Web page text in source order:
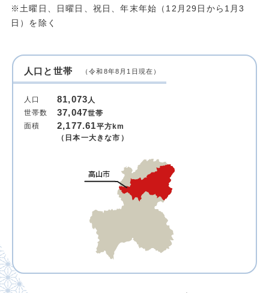
※土曜日、日曜日、祝日、年末年始（12月29日から1月3
日）を除く
人口と世帯 （令和8年8月1日現在）
人口 81,073人
世帯数
37,047世帯
面積
2,177.61平方km
（日本一大きな市）